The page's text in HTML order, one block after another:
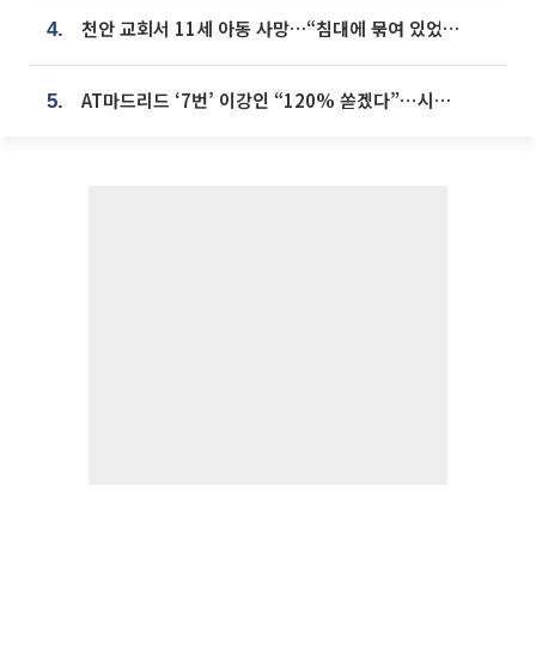
4. 천안 교회서 11세 아동 사망…“침대에 묶여 있었다” 진술 확보
5. AT마드리드 ‘7번’ 이강인 “120% 쏟겠다”⋯시메오네 감독 “필요한 선수”